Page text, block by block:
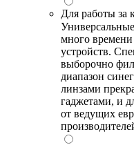
Для работы за
много
устройств.
выборочно
диапазон
линзами
гаджетами, и
от ведущих